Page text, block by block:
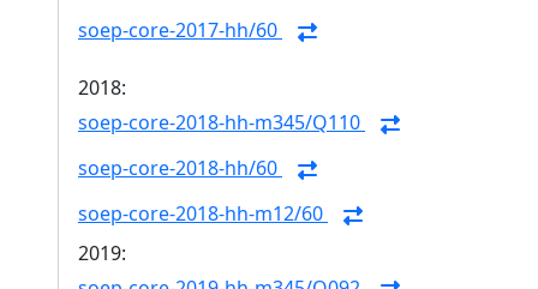
soep-core-2017-hh/60
2018:
soep-core-2018-hh-m345/Q110
soep-core-2018-hh/60
soep-core-2018-hh-m12/60
2019: